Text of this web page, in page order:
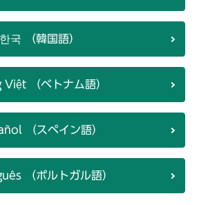
한국 （韓国語）
Việt （ベトナム語）
（スペイン語）
（ポルトガル語）